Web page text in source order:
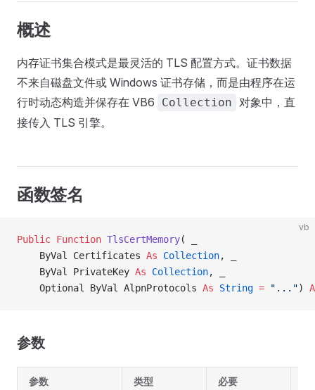
概述
内存证书集合模式是最灵活的 TLS 配置方式。证书数据
不来自磁盘文件或 Windows 证书存储，而是由程序在运
行时动态构造并保存在 VB6
Collection 对象中，直
接传入 TLS 引擎。
函数签名
vb
Public Function TlsCertMemory( _
    ByVal Certificates
As Collection, _
    ByVal PrivateKey
As Collection, _
    Optional ByVal AlpnProtocols
As String = "...")
参数
参数 类型 必要